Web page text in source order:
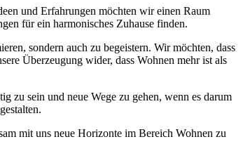
und Erfahrungen möchten wir einen Raum
für ein harmonisches Zuhause finden.
sondern auch zu begeistern. Wir möchten, dass
Überzeugung wider, dass Wohnen mehr ist als
zu sein und neue Wege zu gehen, wenn es darum
mit uns neue Horizonte im Bereich Wohnen zu